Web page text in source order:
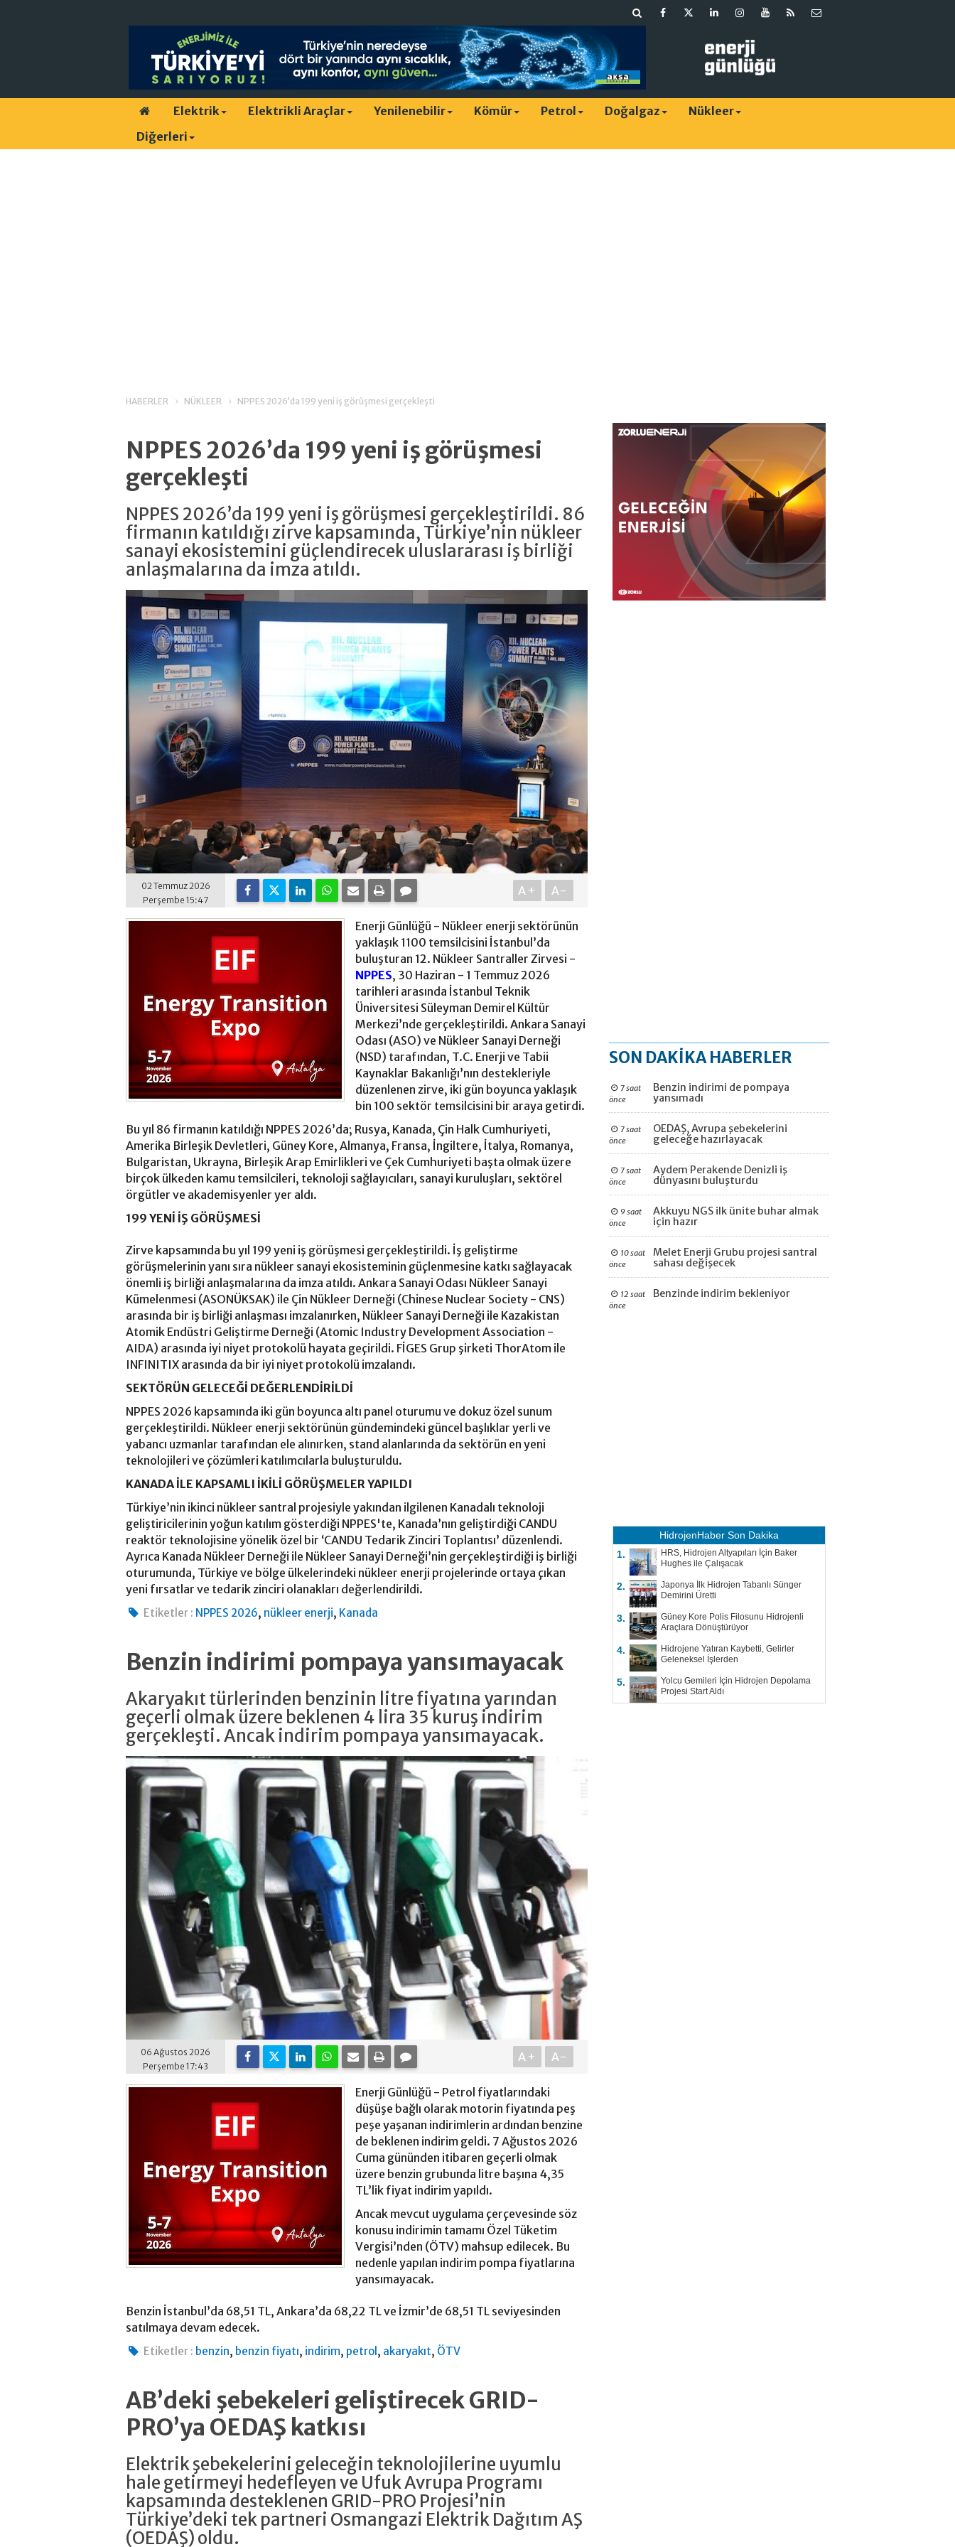
Elektrik Elektrikli Araçlar Yenilenebilir Kömür Petrol Doğalgaz
Nükleer
Diğerleri
HABERLER NÜKLEER NPPES 2026’da 199 yeni iş görüşmesi gerçekleşti
NPPES 2026’da 199 yeni iş görüşmesi
gerçekleşti
NPPES 2026’da 199 yeni iş görüşmesi gerçekleştirildi. 86
firmanın katıldığı zirve kapsamında, Türkiye’nin nükleer
sanayi ekosistemini güçlendirecek uluslararası iş birliği
anlaşmalarına da imza atıldı.
02 Temmuz 2026
Perşembe 15:47
A+ A-
Enerji Günlüğü - Nükleer enerji sektörünün
yaklaşık 1100 temsilcisini İstanbul’da
buluşturan 12. Nükleer Santraller Zirvesi -
NPPES, 30 Haziran - 1 Temmuz 2026
tarihleri arasında İstanbul Teknik
Üniversitesi Süleyman Demirel Kültür
Merkezi’nde gerçekleştirildi. Ankara Sanayi
Odası (ASO) ve Nükleer Sanayi Derneği
(NSD) tarafından, T.C. Enerji ve Tabii
Kaynaklar Bakanlığı’nın destekleriyle
düzenlenen zirve, iki gün boyunca yaklaşık
bin 100 sektör temsilcisini bir araya getirdi.
Bu yıl 86 firmanın katıldığı NPPES 2026’da; Rusya, Kanada, Çin Halk Cumhuriyeti,
Amerika Birleşik Devletleri, Güney Kore, Almanya, Fransa, İngiltere, İtalya, Romanya,
Bulgaristan, Ukrayna, Birleşik Arap Emirlikleri ve Çek Cumhuriyeti başta olmak üzere
birçok ülkeden kamu temsilcileri, teknoloji sağlayıcıları, sanayi kuruluşları, sektörel
örgütler ve akademisyenler yer aldı.
199 YENİ İŞ GÖRÜŞMESİ
Zirve kapsamında bu yıl 199 yeni iş görüşmesi gerçekleştirildi. İş geliştirme
görüşmelerinin yanı sıra nükleer sanayi ekosisteminin güçlenmesine katkı sağlayacak
önemli iş birliği anlaşmalarına da imza atıldı. Ankara Sanayi Odası Nükleer Sanayi
Kümelenmesi (ASONÜKSAK) ile Çin Nükleer Derneği (Chinese Nuclear Society - CNS)
arasında bir iş birliği anlaşması imzalanırken, Nükleer Sanayi Derneği ile Kazakistan
Atomik Endüstri Geliştirme Derneği (Atomic Industry Development Association -
AIDA) arasında iyi niyet protokolü hayata geçirildi. FİGES Grup şirketi ThorAtom ile
INFINITIX arasında da bir iyi niyet protokolü imzalandı.
SEKTÖRÜN GELECEĞİ DEĞERLENDİRİLDİ
NPPES 2026 kapsamında iki gün boyunca altı panel oturumu ve dokuz özel sunum
gerçekleştirildi. Nükleer enerji sektörünün gündemindeki güncel başlıklar yerli ve
yabancı uzmanlar tarafından ele alınırken, stand alanlarında da sektörün en yeni
teknolojileri ve çözümleri katılımcılarla buluşturuldu.
KANADA İLE KAPSAMLI İKİLİ GÖRÜŞMELER YAPILDI
Türkiye’nin ikinci nükleer santral projesiyle yakından ilgilenen Kanadalı teknoloji
geliştiricilerinin yoğun katılım gösterdiği NPPES'te, Kanada’nın geliştirdiği CANDU
reaktör teknolojisine yönelik özel bir ‘CANDU Tedarik Zinciri Toplantısı’ düzenlendi.
Ayrıca Kanada Nükleer Derneği ile Nükleer Sanayi Derneği’nin gerçekleştirdiği iş birliği
oturumunda, Türkiye ve bölge ülkelerindeki nükleer enerji projelerinde ortaya çıkan
yeni fırsatlar ve tedarik zinciri olanakları değerlendirildi.
Etiketler : NPPES 2026, nükleer enerji, Kanada
Benzin indirimi pompaya yansımayacak
Akaryakıt türlerinden benzinin litre fiyatına yarından
geçerli olmak üzere beklenen 4 lira 35 kuruş indirim
gerçekleşti. Ancak indirim pompaya yansımayacak.
06 Ağustos 2026
Perşembe 17:43
A+ A-
Enerji Günlüğü - Petrol fiyatlarındaki
düşüşe bağlı olarak motorin fiyatında peş
peşe yaşanan indirimlerin ardından benzine
de beklenen indirim geldi. 7 Ağustos 2026
Cuma gününden itibaren geçerli olmak
üzere benzin grubunda litre başına 4,35
TL’lik fiyat indirim yapıldı.
Ancak mevcut uygulama çerçevesinde söz
konusu indirimin tamamı Özel Tüketim
Vergisi’nden (ÖTV) mahsup edilecek. Bu
nedenle yapılan indirim pompa fiyatlarına
yansımayacak.
Benzin İstanbul’da 68,51 TL, Ankara’da 68,22 TL ve İzmir’de 68,51 TL seviyesinden
satılmaya devam edecek.
Etiketler : benzin, benzin fiyatı, indirim, petrol , akaryakıt, ÖTV
AB’deki şebekeleri geliştirecek GRID-
PRO’ya OEDAŞ katkısı
Elektrik şebekelerini geleceğin teknolojilerine uyumlu
hale getirmeyi hedefleyen ve Ufuk Avrupa Programı
kapsamında desteklenen GRID-PRO Projesi’nin
Türkiye’deki tek partneri Osmangazi Elektrik Dağıtım AŞ
(OEDAŞ) oldu.
SON DAKİKA HABERLER
7 saat
önce
Benzin indirimi de pompaya
yansımadı
7 saat
önce
OEDAŞ, Avrupa şebekelerini
geleceğe hazırlayacak
7 saat
önce
Aydem Perakende Denizli iş
dünyasını buluşturdu
9 saat
önce
Akkuyu NGS ilk ünite buhar almak
için hazır
10 saat
önce
Melet Enerji Grubu projesi santral
sahası değişecek
12 saat
önce
Benzinde indirim bekleniyor
HidrojenHaber Son Dakika
1.
HRS, Hidrojen Altyapıları İçin Baker
Hughes ile Çalışacak
2.
Japonya İlk Hidrojen Tabanlı Sünger
Demirini Üretti
3.
Güney Kore Polis Filosunu Hidrojenli
Araçlara Dönüştürüyor
4.
Hidrojene Yatıran Kaybetti, Gelirler
Geleneksel İşlerden
5.
Yolcu Gemileri İçin Hidrojen Depolama
Projesi Start Aldı